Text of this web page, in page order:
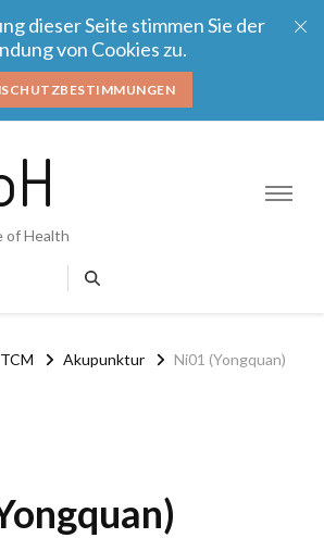
dieser Seite stimmen Sie der
von Cookies zu.
of Health
TCM Akupunktur Ni01 (Yongquan)